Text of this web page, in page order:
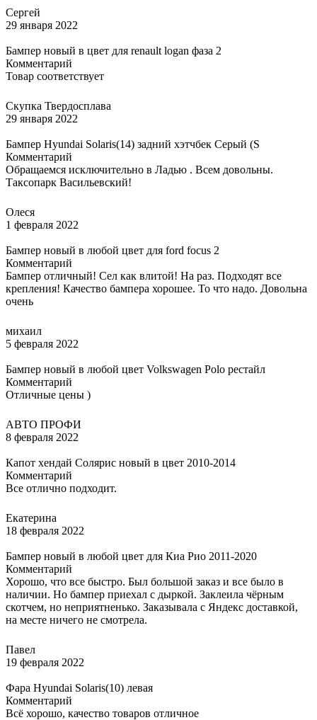
Сергей
29 января 2022
Бампер новый в цвет для renault logan фаза 2
Комментарий
Товар соответствует
Скупка Твердосплава
29 января 2022
Бампер Hyundai Solaris(14) задний хэтчбек Серый (S
Комментарий
Обращаемся исключительно в Ладью . Всем довольны.
Таксопарк Васильевский!
Олеся
1 февраля 2022
Бампер новый в любой цвет для ford focus 2
Комментарий
Бампер отличный! Сел как влитой! На раз. Подходят все
крепления! Качество бампера хорошее. То что надо. Довольна
очень
михаил
5 февраля 2022
Бампер новый в любой цвет Volkswagen Polo рестайл
Комментарий
Отличные цены )
АВТО ПРОФИ
8 февраля 2022
Капот хендай Солярис новый в цвет 2010-2014
Комментарий
Все отлично подходит.
Екатерина
18 февраля 2022
Бампер новый в любой цвет для Киа Рио 2011-2020
Комментарий
Хорошо, что все быстро. Был большой заказ и все было в
наличии. Но бампер приехал с дыркой. Заклеила чёрным
скотчем, но неприятненько. Заказывала с Яндекс доставкой,
на месте ничего не смотрела.
Павел
19 февраля 2022
Фара Hyundai Solaris(10) левая
Комментарий
Всё хорошо, качество товаров отличное